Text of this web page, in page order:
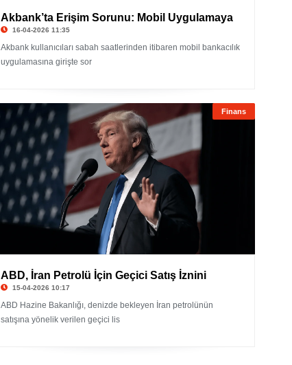
Akbank’ta Erişim Sorunu: Mobil Uygulamaya
16-04-2026 11:35
Akbank kullanıcıları sabah saatlerinden itibaren mobil bankacılık
uygulamasına girişte sor
Finans
ABD, İran Petrolü İçin Geçici Satış İznini
15-04-2026 10:17
ABD Hazine Bakanlığı, denizde bekleyen İran petrolünün
satışına yönelik verilen geçici lis